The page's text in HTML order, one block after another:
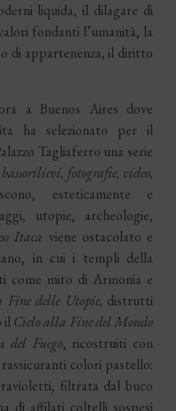
liquida, il dilagare di
fondanti l’umanità, la
di appartenenza, il diritto
a Buenos Aires dove
ha selezionato per il
Tagliaferro una serie
fotografie, video,
esteticamente e
utopie, archeologie,
Itaca viene ostacolato e
in cui i templi della
come mito di Armonia e
delle Utopie, distrutti
ilCielo alla Fine del Mondo
del Fuego, ricostruiti con
colori pastello:
filtrata dal buco
di affilati coltelli sospesi